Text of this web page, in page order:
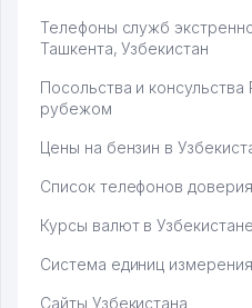
Телефоны служб
Ташкента, Узбекистан
Посольства и консульства
рубежом
Цены на бензин в
Список телефонов доверия
Курсы валют в
Система единиц измерения
Сайты Узбекистана